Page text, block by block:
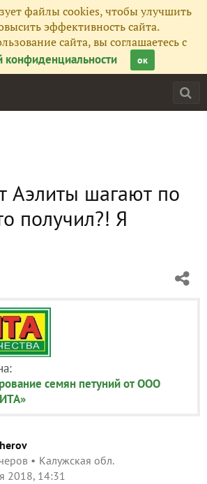
файлы cookies, чтобы улучшить
эффективность сайта.
сайта, вы соглашаетесь с
конфиденциальности
ок
Аэлиты шагают по
получил?! Я
семян петуний от ООО
Калужская обл.
2018, 14:31